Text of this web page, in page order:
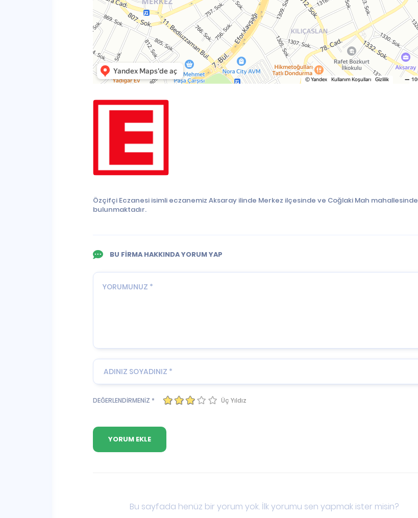
Özçifçi Eczanesi isimli eczanemiz Aksaray ilinde Merkez ilçesinde ve Coğlaki Mah mahallesinde
bulunmaktadır.
BU FİRMA HAKKINDA YORUM YAP
DEĞERLENDİRMENİZ * Üç Yıldız
Bu sayfada henüz bir yorum yok. İlk yorumu sen yapmak ister misin?